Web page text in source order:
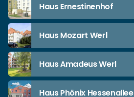
Haus Ernestinenhof
Haus Mozart Werl
Haus Amadeus Werl
Haus Phönix Hessenallee